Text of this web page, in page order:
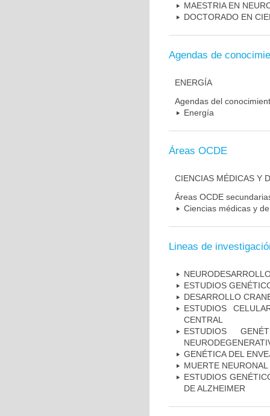
MAESTRIA EN
DOCTORADO EN
Agendas de
ENERGÍA
Agendas del
Energía
Áreas OCDE
CIENCIAS MÉDICAS Y
Áreas OCDE
Ciencias médicas y
Lineas de
ESTUDIOS
DESARROLLO
ESTUDIOS
CENTRAL
ESTUDIOS
GENÉTICA DEL
MUERTE
ESTUDIOS
DE ALZHEIMER